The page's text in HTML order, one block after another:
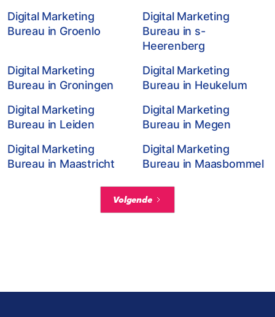
Digital Marketing
Bureau in Groenlo
Digital Marketing
Bureau in s-
Heerenberg
Digital Marketing
Bureau in Groningen
Digital Marketing
Bureau in Heukelum
Digital Marketing
Bureau in Leiden
Digital Marketing
Bureau in Megen
Digital Marketing
Bureau in Maastricht
Digital Marketing
Bureau in Maasbommel
Volgende